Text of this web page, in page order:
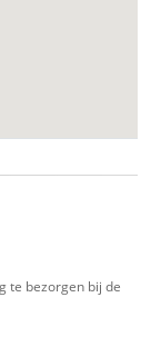
te bezorgen bij de